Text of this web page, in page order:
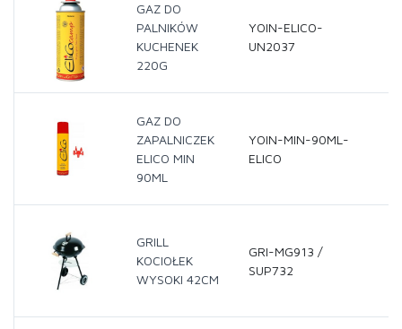
GAZ DO
PALNIKÓW
KUCHENEK
220G
YOIN-ELICO-
UN2037
GAZ DO
ZAPALNICZEK
ELICO MIN
90ML
YOIN-MIN-90ML-
ELICO
GRILL
KOCIOŁEK
WYSOKI 42CM
GRI-MG913 /
SUP732